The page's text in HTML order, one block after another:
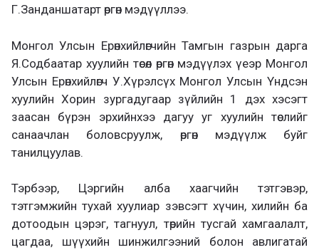
Г.Занданшатарт өргөн мэдүүллээ.
Монгол Улсын Ерөнхийлөгчийн Тамгын газрын дарга
Я.Содбаатар хуулийн төсөл өргөн мэдүүлэх үеэр Монгол
Улсын Ерөнхийлөгч У.Хүрэлсүх Монгол Улсын Үндсэн
хуулийн Хорин зургадугаар зүйлийн 1 дэх хэсэгт
заасан бүрэн эрхийнхээ дагуу уг хуулийн төслийг
санаачлан боловсруулж, өргөн мэдүүлж буйг
танилцуулав.
Тэрбээр, Цэргийн алба хаагчийн тэтгэвэр,
тэтгэмжийн тухай хуулиар зэвсэгт хүчин, хилийн ба
дотоодын цэрэг, тагнуул, төрийн тусгай хамгаалалт,
цагдаа, шүүхийн шинжилгээний болон авлигатай